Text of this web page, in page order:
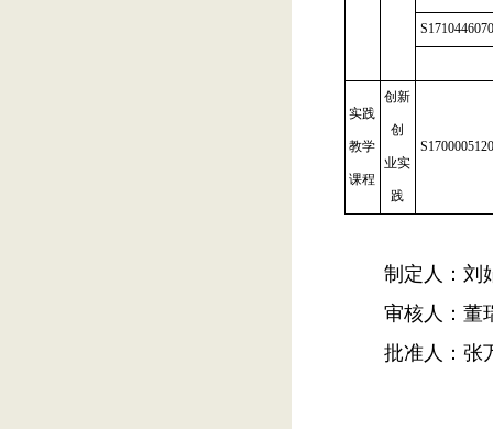
S1710446070
实践
教学
课程
创新
创
业实
践
S1700005120
制定人：刘
审核人：董
批准人：张